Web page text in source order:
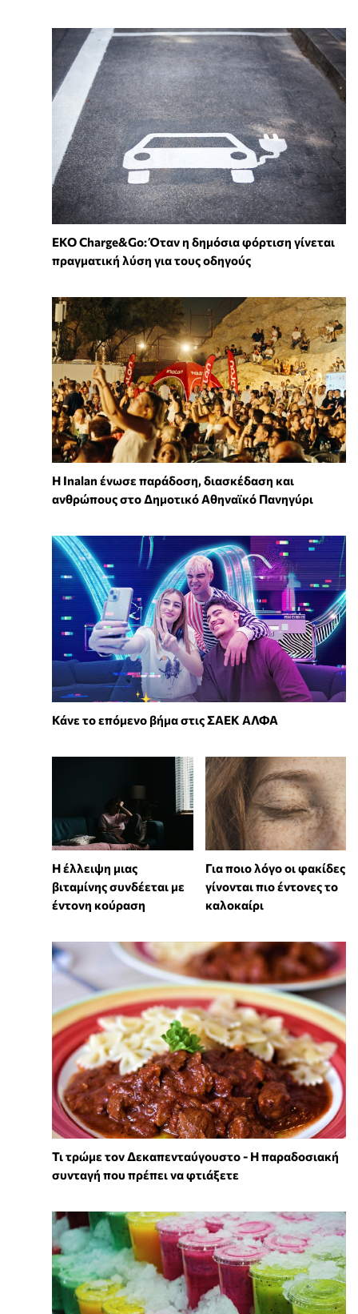
EKO Charge&Go: Όταν η δημόσια φόρτιση γίνεται
πραγματική λύση για τους οδηγούς
Η Inalan ένωσε παράδοση, διασκέδαση και
ανθρώπους στο Δημοτικό Αθηναϊκό Πανηγύρι
Κάνε το επόμενο βήμα στις ΣΑΕΚ ΑΛΦΑ
⁠Η έλλειψη μιας
βιταμίνης συνδέεται με
έντονη κούραση
Για ποιο λόγο οι φακίδες
γίνονται πιο έντονες το
καλοκαίρι
Τι τρώμε τον Δεκαπενταύγουστο - Η παραδοσιακή
συνταγή που πρέπει να φτιάξετε